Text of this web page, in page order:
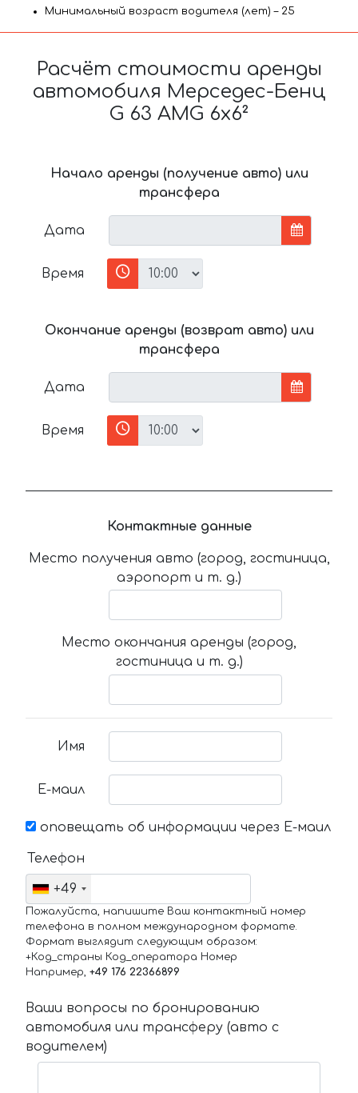
Минимальный возраст водителя (лет) – 25
Расчёт стоимости аренды
автомобиля Мерседес-Бенц
G 63 AMG 6x6²
Начало аренды (получение авто) или
трансфера
Дата
Время
Окончание аренды (возврат авто) или
трансфера
Дата
Время
Контактные данные
Место получения авто (город, гостиница,
аэропорт и т. д.)
Место окончания аренды (город,
гостиница и т. д.)
Имя
Е-маил
оповещать об информации через Е-маил
Телефон
+49
Пожалуйста, напишите Ваш контактный номер
телефона в полном международном формате.
Формат выглядит следующим образом:
+Код_страны Код_оператора Номер
Например, +49 176 22366899
Ваши вопросы по бронированию
автомобиля или трансферу (авто с
водителем)